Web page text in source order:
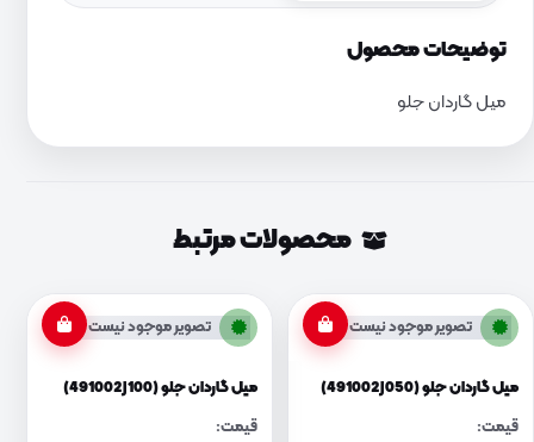
توضیحات محصول
میل گاردان جلو
محصولات مرتبط
تصویر موجود نیست
میل گاردان جلو (491002J050)
قیمت:
تصویر موجود نیست
میل گاردان جلو (491002J100)
قیمت: